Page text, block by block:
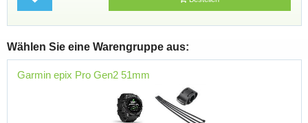
Wählen Sie eine Warengruppe aus:
Garmin epix Pro Gen2 51mm